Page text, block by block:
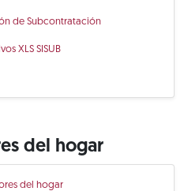
de Subcontratación
XLS SISUB
del hogar
del hogar